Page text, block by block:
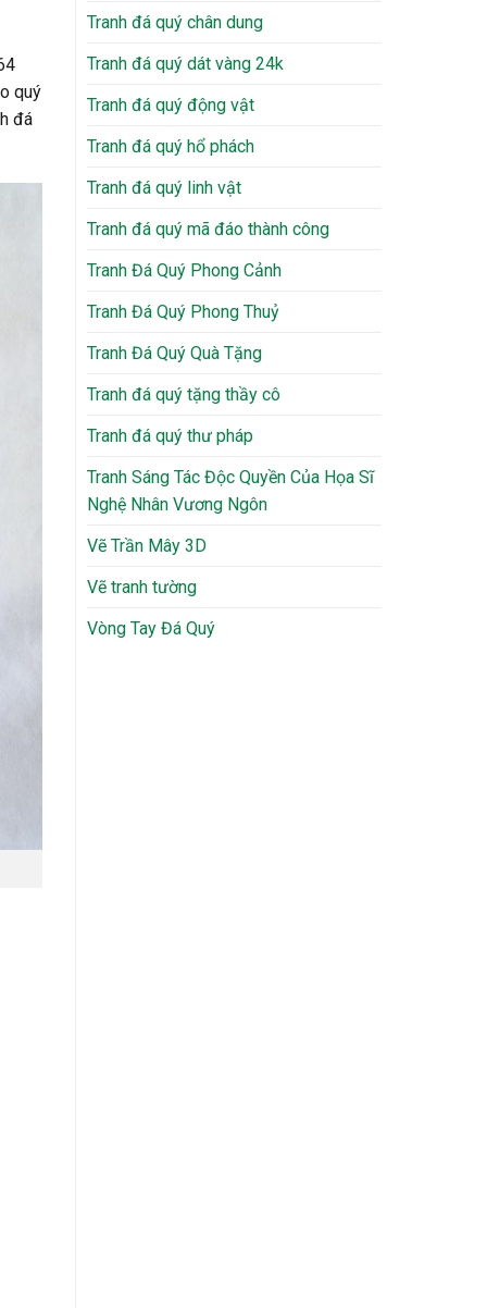
quý
đá
Tranh đá quý chân dung
Tranh đá quý dát vàng 24k
Tranh đá quý động vật
Tranh đá quý hổ phách
Tranh đá quý linh vật
Tranh đá quý mã đáo thành công
Tranh Đá Quý Phong Cảnh
Tranh Đá Quý Phong Thuỷ
Tranh Đá Quý Quà Tặng
Tranh đá quý tặng thầy cô
Tranh đá quý thư pháp
Tranh Sáng Tác Độc Quyền Của Họa Sĩ
Nghệ Nhân Vương Ngôn
Vẽ Trần Mây 3D
Vẽ tranh tường
Vòng Tay Đá Quý